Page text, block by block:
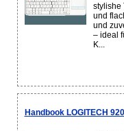
stylishe
und
und
– ideal
K...
Handbook LOGITECH